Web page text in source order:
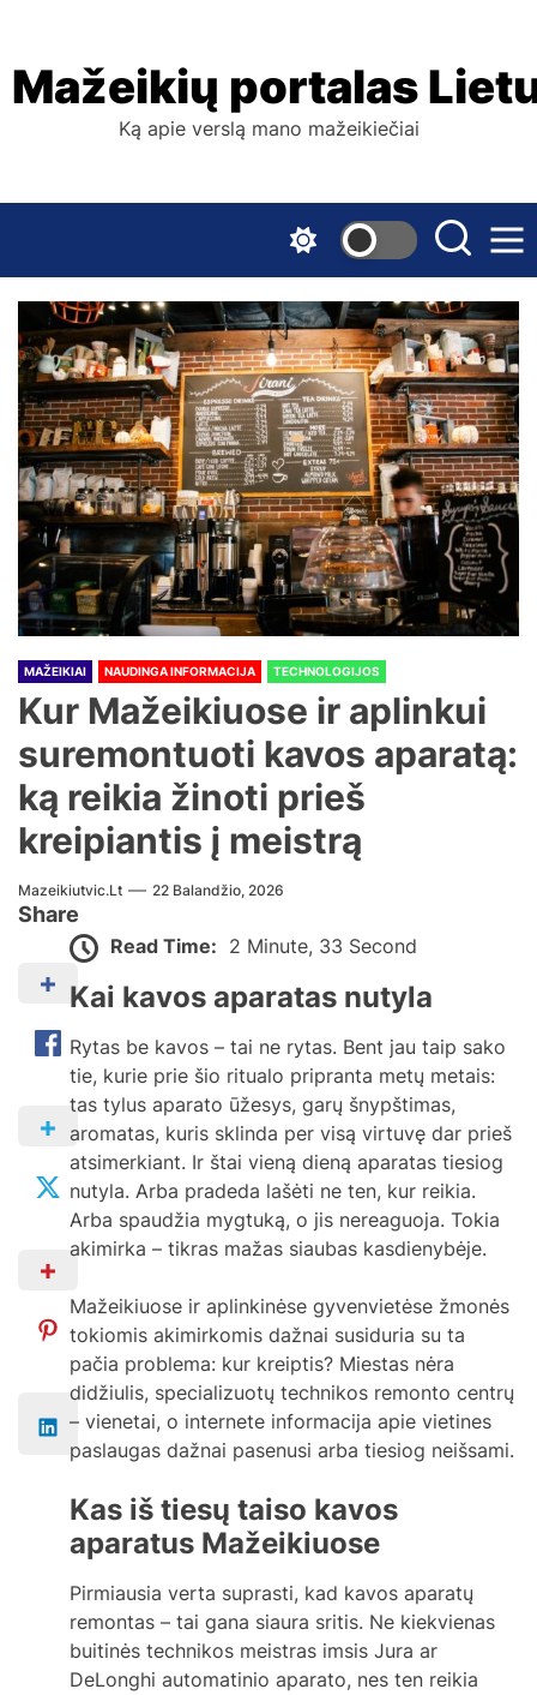
the
content
Mažeikių portalas
Ką apie verslą mano mažeikiečiai
MAŽEIKIAI NAUDINGA INFORMACIJA TECHNOLOGIJOS
Kur Mažeikiuose ir aplinkui
suremontuoti kavos aparatą:
ką reikia žinoti prieš
kreipiantis į meistrą
Mazeikiutvic.lt 22 Balandžio, 2026
Share
Read Time: 2 Minute, 33 Second
Kai kavos aparatas nutyla
Rytas be kavos – tai ne rytas. Bent jau taip sako
tie, kurie prie šio ritualo pripranta metų metais:
tas tylus aparato ūžesys, garų šnypštimas,
aromatas, kuris sklinda per visą virtuvę dar prieš
atsimerkiant. Ir štai vieną dieną aparatas tiesiog
nutyla. Arba pradeda lašėti ne ten, kur reikia.
Arba spaudžia mygtuką, o jis nereaguoja. Tokia
akimirka – tikras mažas siaubas kasdienybėje.
Mažeikiuose ir aplinkinėse gyvenvietėse žmonės
tokiomis akimirkomis dažnai susiduria su ta
pačia problema: kur kreiptis? Miestas nėra
didžiulis, specializuotų technikos remonto centrų
– vienetai, o internete informacija apie vietines
paslaugas dažnai pasenusi arba tiesiog neišsami.
Kas iš tiesų taiso kavos
aparatus Mažeikiuose
Pirmiausia verta suprasti, kad kavos aparatų
remontas – tai gana siaura sritis. Ne kiekvienas
buitinės technikos meistras imsis Jura ar
DeLonghi automatinio aparato, nes ten reikia